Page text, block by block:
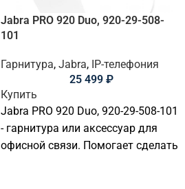
Jabra PRO 920 Duo, 920-29-508-
101
Гарнитура, Jabra, IP-телефония
25 499 ₽
Купить
Jabra PRO 920 Duo, 920-29-508-101
- гарнитура или аксессуар для
офисной связи. Помогает сделать